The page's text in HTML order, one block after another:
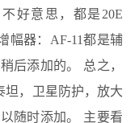
好意思，都是20E
幅器：AF-11都是辅
后添加的。 总之，
坦，卫星防护，放大
随时添加。 主要看